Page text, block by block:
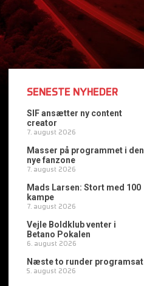
SENESTE NYHEDER
SIF ansætter ny content
creator
7. august 2026
Masser på programmet i den
nye fanzone
7. august 2026
Mads Larsen: Stort med 100
kampe
7. august 2026
Vejle Boldklub venter i
Betano Pokalen
6. august 2026
Næste to runder programsat
5. august 2026